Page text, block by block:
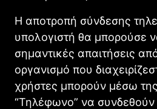
Η αποτροπή σύνδεσης
υπολογιστή θα μπορούσε
σημαντικές απαιτήσεις
οργανισμό που
χρήστες μπορούν μέσω
“Τηλέφωνο” να συνδεθούν